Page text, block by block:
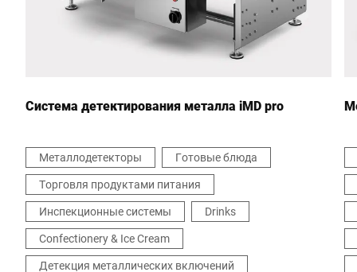
Ваше сообщение для нас *
Настоящим я подтверждаю, что согласен с использованием
моих данных для обработки этого запроса
Дополнительную информацию можно найти в
о защите данных*
Система детектирования металла iMD pro
Металлодетекторы
Готовые блюда
Торговля продуктами питания
Инспекционные системы
Drinks
Confectionery & Ice Cream
Детекция металлических включений